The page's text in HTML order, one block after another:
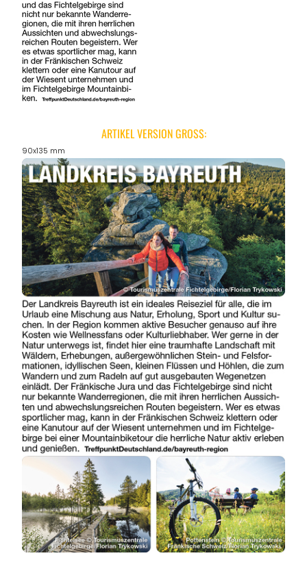
ARTIKEL VERSION GROSS:
90x135 mm